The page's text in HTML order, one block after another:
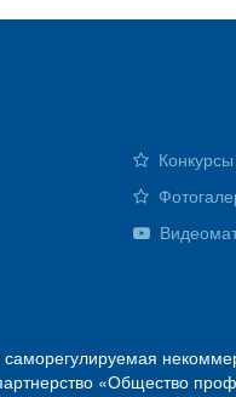
«Общество